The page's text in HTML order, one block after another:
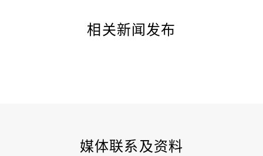
相关新闻发布
媒体联系及资料